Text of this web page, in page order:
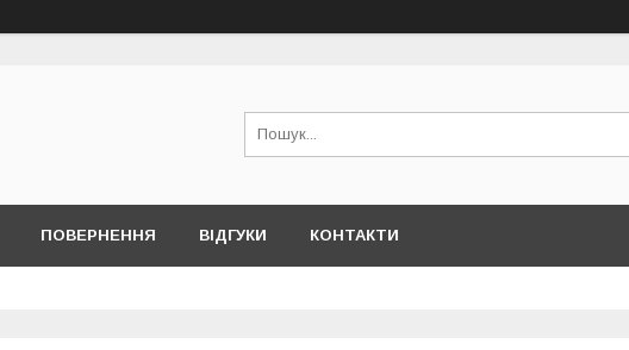
ПОВЕРНЕННЯ ВІДГУКИ КОНТАКТИ